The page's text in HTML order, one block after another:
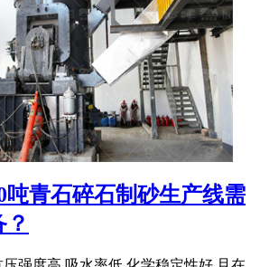
吨青石碎石制砂生产线需